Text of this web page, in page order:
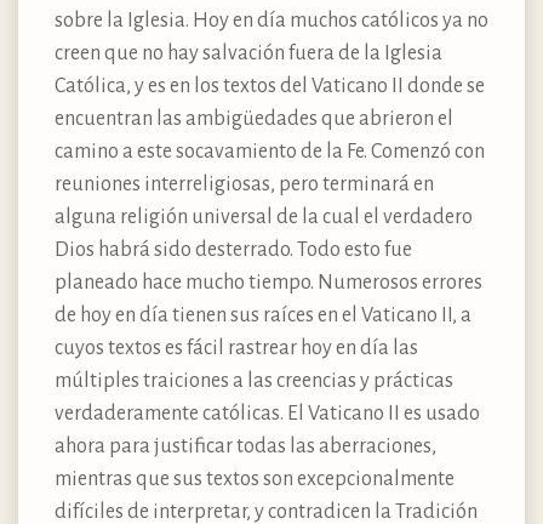
sobre la Iglesia. Hoy en día muchos católicos ya no
creen que no hay salvación fuera de la Iglesia
Católica, y es en los textos del Vaticano II donde se
encuentran las ambigüedades que abrieron el
camino a este socavamiento de la Fe. Comenzó con
reuniones interreligiosas, pero terminará en
alguna religión universal de la cual el verdadero
Dios habrá sido desterrado. Todo esto fue
planeado hace mucho tiempo. Numerosos errores
de hoy en día tienen sus raíces en el Vaticano II, a
cuyos textos es fácil rastrear hoy en día las
múltiples traiciones a las creencias y prácticas
verdaderamente católicas. El Vaticano II es usado
ahora para justificar todas las aberraciones,
mientras que sus textos son excepcionalmente
difíciles de interpretar, y contradicen la Tradición